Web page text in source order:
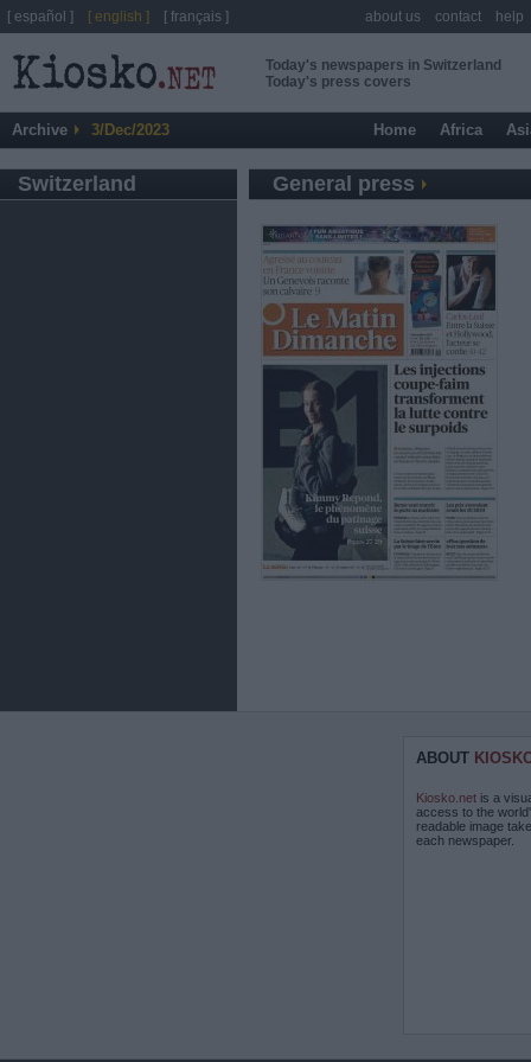
Today's newspapers in Switzerland
Today's press covers
Archive 3/Dec/2023 Home Africa
Switzerland General press
ABOUT
Kiosko.net is a
access to the
readable image
each newspaper.
[ español ] [ english ] [ français ] about us contact help